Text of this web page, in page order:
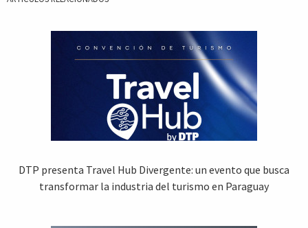
DTP presenta Travel Hub Divergente: un evento que busca
transformar la industria del turismo en Paraguay